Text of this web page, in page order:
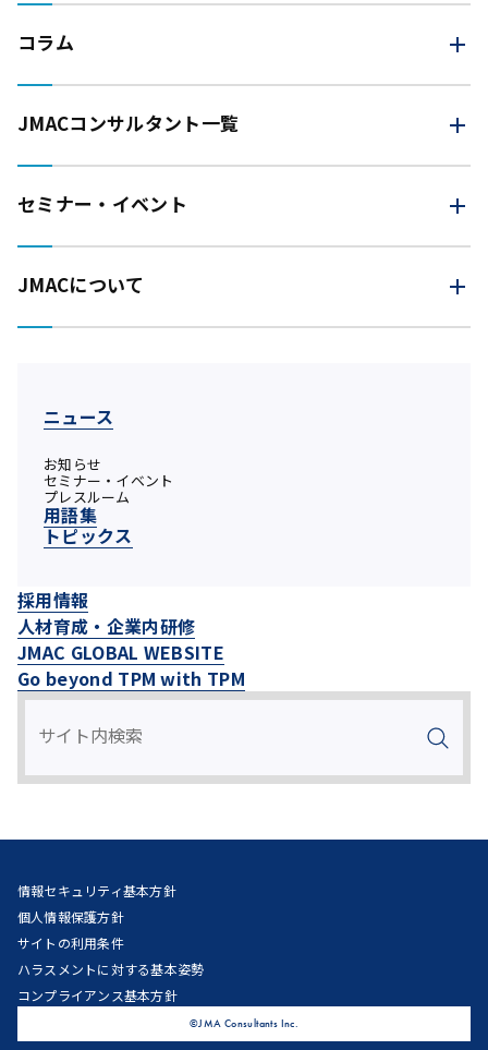
コラム
JMACコンサルタント一覧
セミナー・イベント
JMACについて
ニュース
お知らせ
セミナー・イベント
プレスルーム
用語集
トピックス
採用情報
人材育成・企業内研修
JMAC GLOBAL WEBSITE
Go beyond TPM with TPM
情報セキュリティ基本方針
個人情報保護方針
サイトの利用条件
ハラスメントに対する基本姿勢
コンプライアンス基本方針
©JMA Consultants Inc.